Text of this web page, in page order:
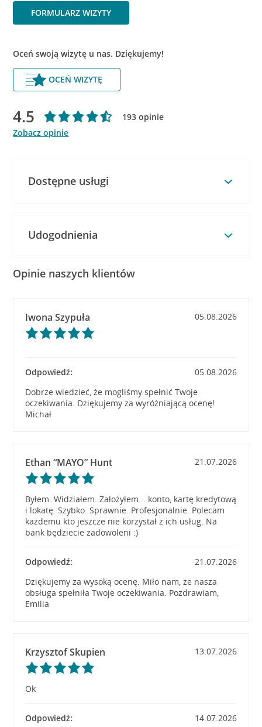
FORMULARZ WIZYTY
Oceń swoją wizytę u nas. Dziękujemy!
OCEŃ WIZYTĘ
4.5
193 opinie
Zobacz opinie
Dostępne usługi
Udogodnienia
Opinie naszych klientów
Iwona Szypuła 05.08.2026
Odpowiedź:
05.08.2026
Dobrze wiedzieć, że mogliśmy spełnić Twoje
oczekiwania. Dziękujemy za wyróżniającą ocenę!
Michał
Ethan “MAYO” Hunt 21.07.2026
Byłem. Widziałem. Założyłem... konto, kartę kredytową
i lokatę. Szybko. Sprawnie. Profesjonalnie. Polecam
każdemu kto jeszcze nie korzystał z ich usług. Na
bank będziecie zadowoleni :)
Odpowiedź:
21.07.2026
Dziękujemy za wysoką ocenę. Miło nam, że nasza
obsługa spełniła Twoje oczekiwania. Pozdrawiam,
Emilia
Krzysztof Skupien 13.07.2026
Ok
Odpowiedź:
14.07.2026